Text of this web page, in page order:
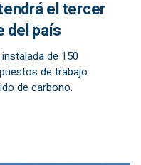
el tercer
del país
de 150
de trabajo.
de carbono.